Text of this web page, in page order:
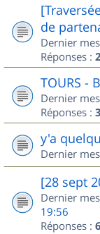
de
Dernier
Réponses : 2
TOURS -
Dernier
Réponses : 3
y'a
Dernier
[28 sept
Dernier
19:56
Réponses : 6